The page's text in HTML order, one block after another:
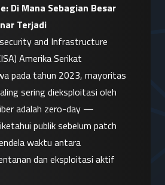
Di Mana Sebagian Besar
Terjadi
and Infrastructure
Amerika Serikat
pada tahun 2023, mayoritas
sering dieksploitasi oleh
adalah zero-day —
publik sebelum patch
waktu antara
dan eksploitasi aktif